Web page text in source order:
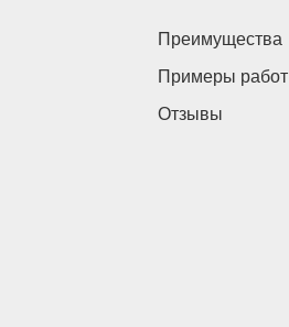
Преимущества
Примеры работ
Отзывы